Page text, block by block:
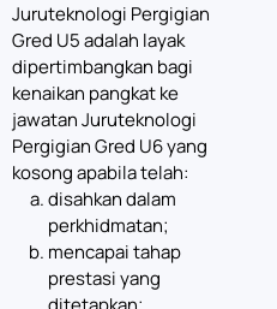
Juruteknologi Pergigian
Gred U5 adalah layak
dipertimbangkan bagi
kenaikan pangkat ke
jawatan Juruteknologi
Pergigian Gred U6 yang
kosong apabila telah:
disahkan dalam
perkhidmatan;
mencapai tahap
prestasi yang